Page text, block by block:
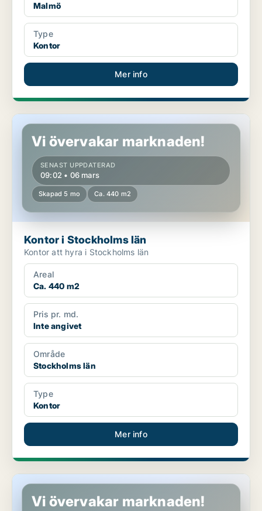
Malmö
Type
Kontor
Mer info
Kontor i Stockholms län
Vi övervakar marknaden!
SENAST UPPDATERAD
09:02 • 06 mars
Skapad 5 mo Ca. 440 m2
Kontor i Stockholms län
Kontor att hyra i Stockholms län
Areal
Ca. 440 m2
Pris pr. md.
Inte angivet
Område
Stockholms län
Type
Kontor
Mer info
Kontor i Göteborg
Vi övervakar marknaden!